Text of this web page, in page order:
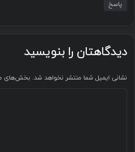
پاسخ
دیدگاهتان را بنویسید
نشانی ایمیل شما منتشر نخواهد شد. بخش‌های